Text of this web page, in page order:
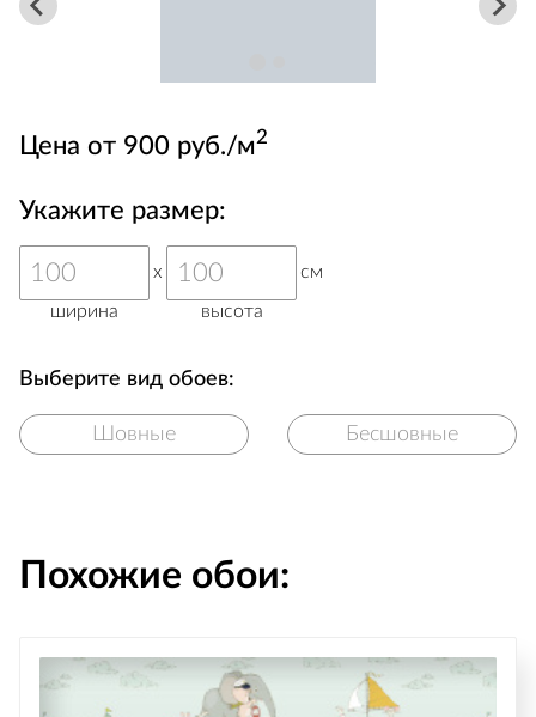
Цена от 900 руб./м2
Укажите размер:
ширина
x
высота
см
Выберите вид обоев:
Шовные Бесшовные
Похожие обои: